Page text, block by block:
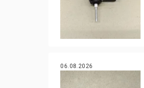
06.08.2026